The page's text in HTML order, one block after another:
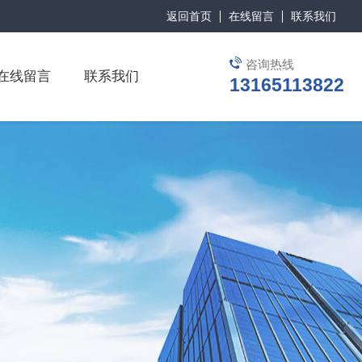
返回首页 在线留言 联系我们
咨询热线
13165113822
线留言 联系我们